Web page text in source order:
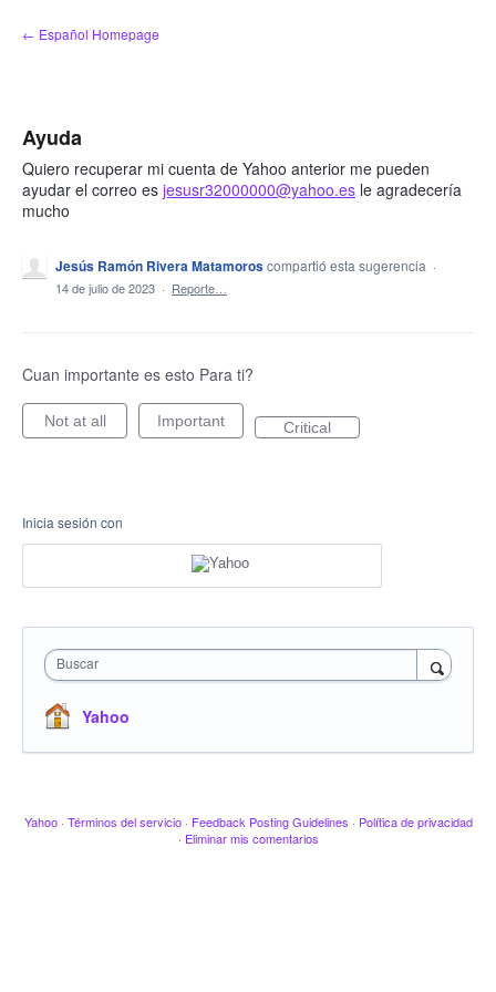
saltar
al
← Español Homepage
Ayuda
Quiero recuperar mi cuenta de Yahoo anterior me pueden
ayudar el correo es jesusr32000000@yahoo.es le agradecería
mucho
Jesús Ramón Rivera Matamoroscompartió esta sugerencia ·
14 de julio de 2023 · Reporte…
Cuan importante es esto Para ti?
Not at all Important Critical
Inicia sesión con
Buscar
Yahoo
Yahoo · Términos del servicio · Feedback Posting Guidelines · Política de privacidad
· Eliminar mis comentarios